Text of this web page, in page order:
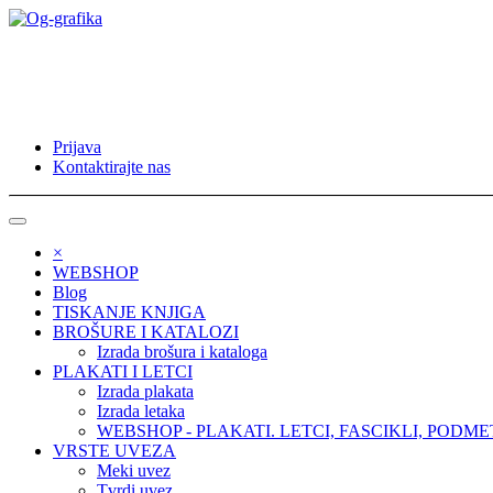
Prijava
Kontaktirajte nas
×
WEBSHOP
Blog
TISKANJE KNJIGA
BROŠURE I KATALOZI
Izrada brošura i kataloga
PLAKATI I LETCI
Izrada plakata
Izrada letaka
WEBSHOP - PLAKATI. LETCI, FASCIKLI,
VRSTE UVEZA
Meki uvez